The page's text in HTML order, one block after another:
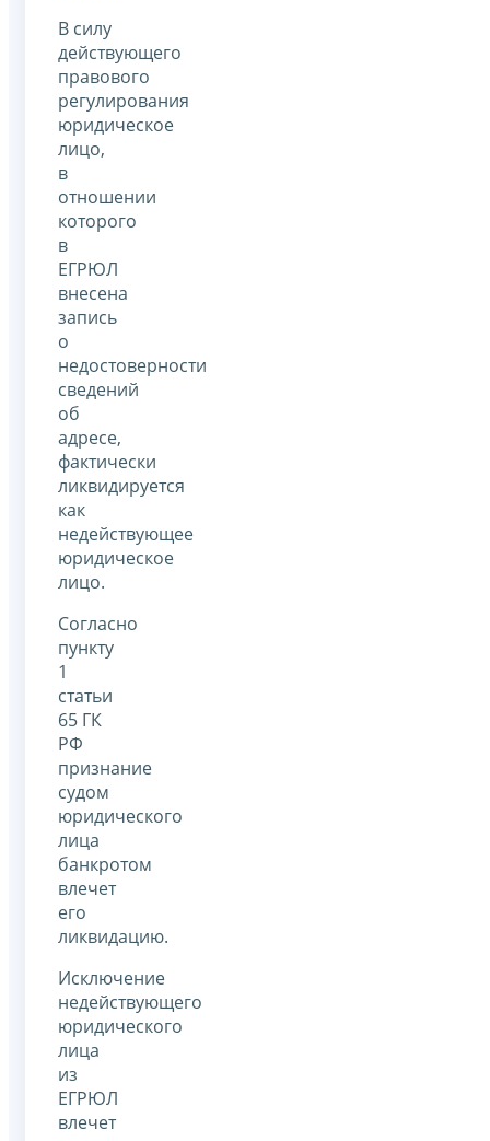
В силу
действующего
правового
регулирования
юридическое
лицо,
в
отношении
которого
в
ЕГРЮЛ
внесена
запись
о
недостоверности
сведений
об
адресе,
фактически
ликвидируется
как
недействующее
юридическое
лицо.
Согласно
пункту
1
статьи
65 ГК
РФ
признание
судом
юридического
лица
банкротом
влечет
его
ликвидацию.
Исключение
недействующего
юридического
лица
из
ЕГРЮЛ
влечет